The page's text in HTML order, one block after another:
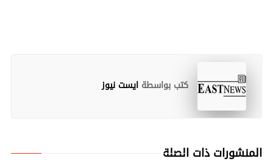
كتب بواسطة ايست نيوز
المنشورات ذات الصلة